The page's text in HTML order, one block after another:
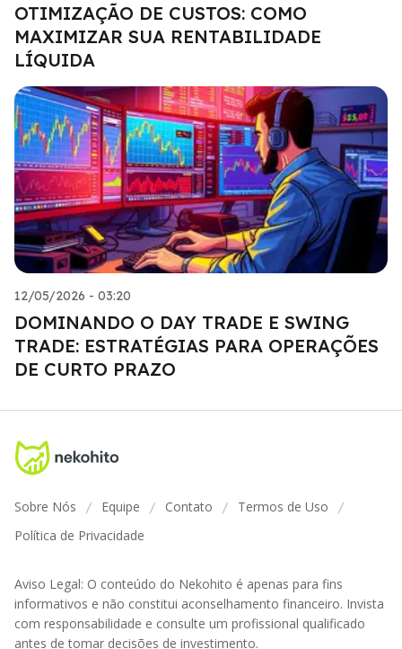
OTIMIZAÇÃO DE CUSTOS: COMO
MAXIMIZAR SUA RENTABILIDADE
LÍQUIDA
12/05/2026 - 03:20
DOMINANDO O DAY TRADE E SWING
TRADE: ESTRATÉGIAS PARA OPERAÇÕES
DE CURTO PRAZO
Sobre Nós / Equipe / Contato / Termos de Uso /
Política de Privacidade
Aviso Legal: O conteúdo do Nekohito é apenas para fins
informativos e não constitui aconselhamento financeiro. Invista
com responsabilidade e consulte um profissional qualificado
antes de tomar decisões de investimento.